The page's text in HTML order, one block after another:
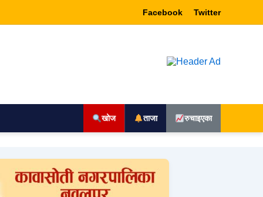
Facebook Twitter
खोज ताजा रुचाइएका